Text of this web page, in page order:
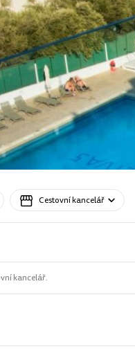
Cestovní kancelář
kancelář.